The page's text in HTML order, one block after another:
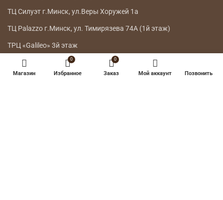
ТЦ Силуэт г.Минск, ул.Веры Хоружей 1а
ТЦ Palazzo г.Минск, ул. Тимирязева 74А (1й этаж)
ТРЦ «Galileo» 3й этаж
ГЛАВНОЕ МЕНЮ
Магазин
0
Избранное
0
Заказ Мой аккаунт Позвонить